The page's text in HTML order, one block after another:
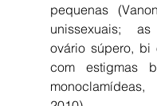
pequenas
unissexuais;
ovário súpero, bi
com estigmas